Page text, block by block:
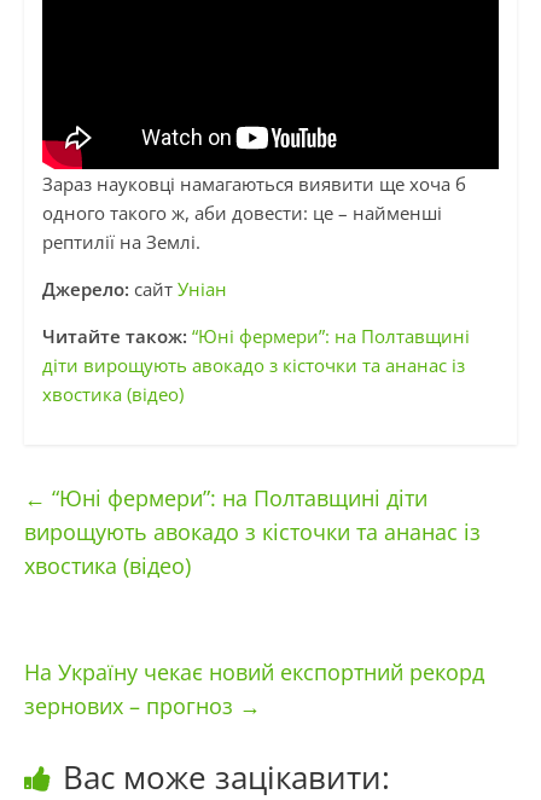
Зараз науковці намагаються виявити ще хоча б
одного такого ж, аби довести: це – найменші
рептилії на Землі.
Джерело: сайт Уніан
Читайте також: “Юні фермери”: на Полтавщині
діти вирощують авокадо з кісточки та ананас із
хвостика (відео)
← “Юні фермери”: на Полтавщині діти
вирощують авокадо з кісточки та ананас із
хвостика (відео)
На Україну чекає новий експортний рекорд
зернових – прогноз →
Вас може зацікавити: